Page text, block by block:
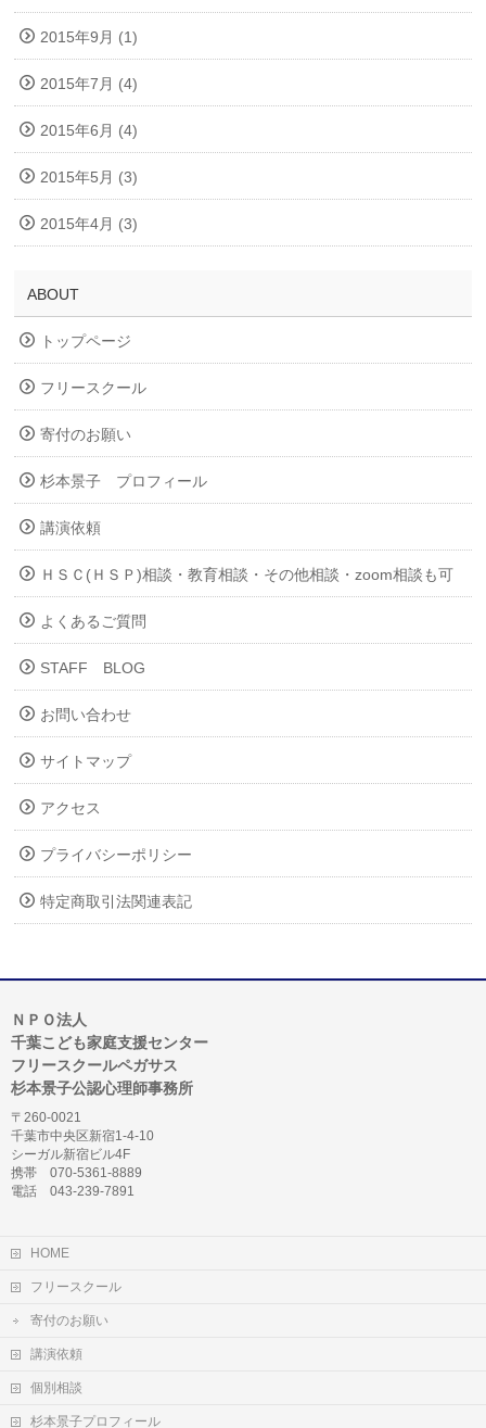
2015年9月 (1)
2015年7月 (4)
2015年6月 (4)
2015年5月 (3)
2015年4月 (3)
ABOUT
トップページ
フリースクール
寄付のお願い
杉本景子 プロフィール
講演依頼
ＨＳＣ(ＨＳＰ)相談・教育相談・その他相談・zoom相談も可
よくあるご質問
STAFF BLOG
お問い合わせ
サイトマップ
アクセス
プライバシーポリシー
特定商取引法関連表記
ＮＰＯ法人
千葉こども家庭支援センター
フリースクールペガサス
杉本景子公認心理師事務所
〒260-0021
千葉市中央区新宿1-4-10
シーガル新宿ビル4F
携帯 070-5361-8889
電話 043-239-7891
HOME
フリースクール
寄付のお願い
講演依頼
個別相談
杉本景子プロフィール